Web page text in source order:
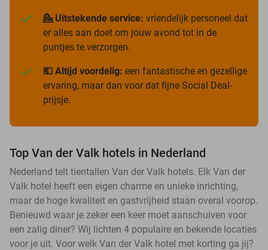
💁 Uitstekende service: vriendelijk personeel dat
er alles aan doet om jouw avond tot in de
puntjes te verzorgen.
💶 Altijd voordelig: een fantastische en gezellige
ervaring, maar dan voor dat fijne Social Deal-
prijsje.
Top Van der Valk hotels in Nederland
Nederland telt tientallen Van der Valk hotels. Elk Van der
Valk hotel heeft een eigen charme en unieke inrichting,
maar de hoge kwaliteit en gastvrijheid staan overal voorop.
Benieuwd waar je zeker een keer moet aanschuiven voor
een zalig diner? Wij lichten 4 populaire en bekende locaties
voor je uit. Voor welk Van der Valk hotel met korting ga jij?